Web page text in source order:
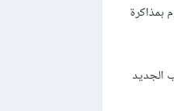
بمذاكرة
الجديد